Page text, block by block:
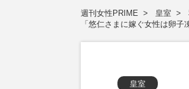
週刊女性PRIME 皇室
「悠仁さまに嫁ぐ女性は卵
皇室